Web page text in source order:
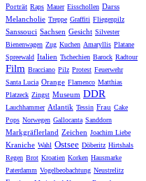
Porträt Raps Mauer Eisschollen Darss
Melancholie Treppe Graffiti Fliegenpilz
Sanssouci Sachsen Gesicht Silvester
Bienenwagen Zug Kuchen Amaryllis Platane
Spreewald Italien Tschechien Barock Radtour
Film Bracciano Pilz Protest Feuerwehr
Santa Lucia Orange Flamenco Matthias
Platzeck Zingst Museum DDR
Lauchhammer Atlantik Tessin Frau Cake
Pops Norwegen Gallocanta Sanddorn
Markgräflerland Zeichen Joachim Liebe
Kraniche Wahl Ostsee Döberitz Hirtshals
Regen Brot Kroatien Korken Hausmarke
Paterdamm Vogelbeobachtung Neustrelitz